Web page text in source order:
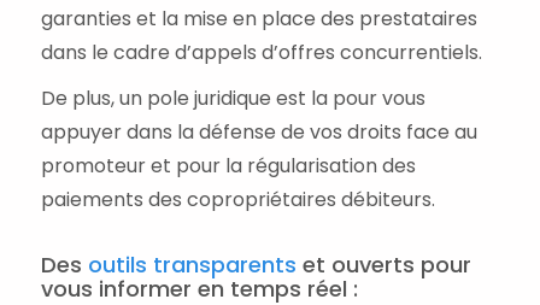
garanties et la mise en place des prestataires
dans le cadre d’appels d’offres concurrentiels.
De plus, un pole juridique est la pour vous
appuyer dans la défense de vos droits face au
promoteur et pour la régularisation des
paiements des copropriétaires débiteurs.
Des outils transparents et ouverts pour
vous informer en temps réel :